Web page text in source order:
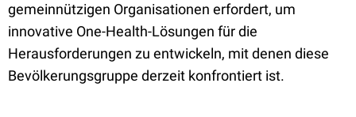
gemeinnützigen Organisationen erfordert, um
innovative One-Health-Lösungen für die
Herausforderungen zu entwickeln, mit denen diese
Bevölkerungsgruppe derzeit konfrontiert ist.